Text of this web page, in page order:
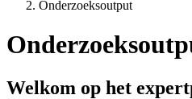
Onderzoeksoutput
Welkom op het